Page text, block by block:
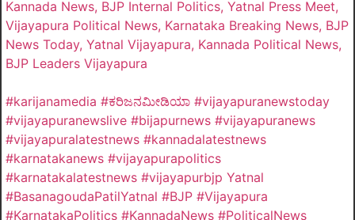
Kannada News, BJP Internal Politics, Yatnal Press Meet,
Vijayapura Political News, Karnataka Breaking News, BJP
News Today, Yatnal Vijayapura, Kannada Political News,
BJP Leaders Vijayapura
#karijanamedia #ಕರಿಜನಮೀಡಿಯಾ #vijayapuranewstoday
#vijayapuranewslive #bijapurnews #vijayapuranews
#vijayapuralatestnews #kannadalatestnews
#karnatakanews #vijayapurapolitics
#karnatakalatestnews #vijayapurbjp Yatnal
#BasanagoudaPatilYatnal #BJP #Vijayapura
#KarnatakaPolitics #KannadaNews #PoliticalNews